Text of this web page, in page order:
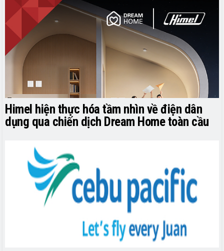
Himel hiện thực hóa tầm nhìn về điện dân
dụng qua chiến dịch Dream Home toàn cầu